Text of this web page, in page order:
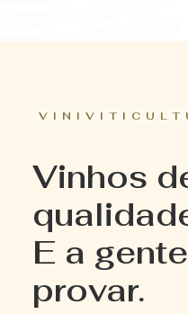
Vinhos
E a
provar.